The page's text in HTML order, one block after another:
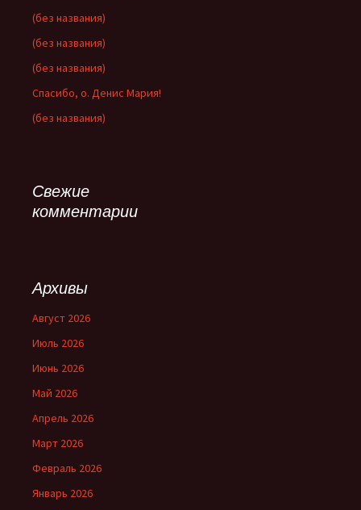
(без названия)
(без названия)
(без названия)
Спасибо, о. Денис Мария!
(без названия)
Свежие
комментарии
Архивы
Август 2026
Июль 2026
Июнь 2026
Май 2026
Апрель 2026
Март 2026
Февраль 2026
Январь 2026